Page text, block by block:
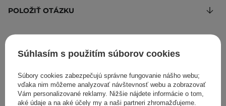
POLOŽIŤ OTÁZKU
63,15 €/100 ml, s DPH
Súhlasím s použitím súborov cookies
Súbory cookies zabezpečujú správne fungovanie nášho webu;
vďaka nim môžeme analyzovať návštevnosť webu a zobrazovať
Vám personalizované reklamy. Nižšie nájdete informácie o tom,
aké údaje a na aké účely my a naši partneri zhromažďujeme.